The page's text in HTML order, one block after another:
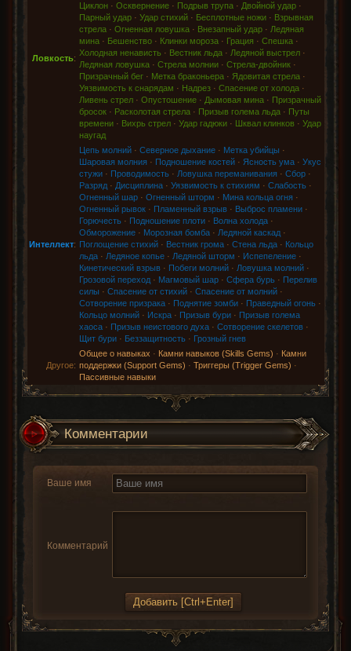
Ловкость:
Циклон· Осквернение· Подрыв трупа· Двойной удар·
Парный удар· Удар стихий· Бесплотные ножи· Взрывная
стрела· Огненная ловушка· Внезапный удар· Ледяная
мина· Бешенство· Клинки мороза· Грация · Спешка·
Холодная ненависть · Вестник льда· Ледяной выстрел·
Ледяная ловушка· Стрела молнии· Стрела-двойник·
Призрачный бег· Метка браконьера· Ядовитая стрела·
Уязвимость к снарядам · Надрез· Спасение от холода·
Ливень стрел· Опустошение· Дымовая мина· Призрачный
бросок· Расколотая стрела· Призыв голема льда· Путы
времени· Вихрь стрел· Удар гадюки· Шквал клинков· Удар
наугад
Интеллект:
Цепь молний· Северное дыхание· Метка убийцы ·
Шаровая молния· Подношение костей· Ясность ума· Укус
стужи· Проводимость· Ловушка переманивания· Сбор·
Разряд· Дисциплина· Уязвимость к стихиям · Слабость·
Огненный шар· Огненный шторм · Мина кольца огня·
Огненный рывок· Пламенный взрыв· Выброс пламени·
Горючесть· Подношение плоти· Волна холода·
Обморожение· Морозная бомба· Ледяной каскад·
Поглощение стихий· Вестник грома· Стена льда· Кольцо
льда· Ледяное копье· Ледяной шторм · Испепеление·
Кинетический взрыв· Побеги молний· Ловушка молний·
Грозовой переход· Магмовый шар· Сфера бурь· Перелив
силы · Спасение от стихий· Спасение от молний·
Сотворение призрака· Поднятие зомби· Праведный огонь·
Кольцо молний· Искра· Призыв бури· Призыв голема
хаоса· Призыв неистового духа· Сотворение скелетов·
Щит бури· Беззащитность· Грозный гнев
Другое:
Общее о навыках · Камни навыков (Skills Gems) · Камни
поддержки (Support Gems) · Триггеры (Trigger Gems) ·
Пассивные навыки
Комментарии
Ваше имя
Комментарий